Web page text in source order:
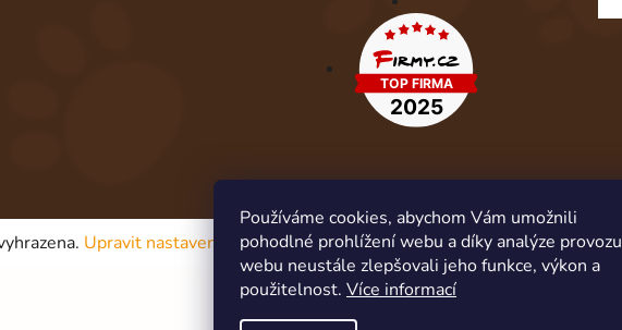
Používáme cookies, abychom Vám umožnili
pohodlné prohlížení webu a díky analýze provozu
webu neustále zlepšovali jeho funkce, výkon a
použitelnost. Více informací
Upravit nastavení cookies